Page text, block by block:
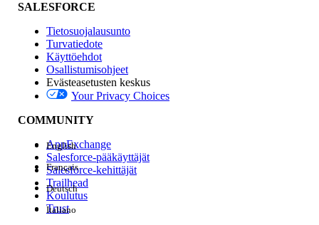
SALESFORCE
Tietosuojalausunto
Turvatiedote
Käyttöehdot
Osallistumisohjeet
Evästeasetusten keskus
Your Privacy Choices
COMMUNITY
AppExchange
Salesforce-pääkäyttäjät
Salesforce-kehittäjät
Trailhead
Koulutus
Trust
English
Français
Deutsch
Italiano